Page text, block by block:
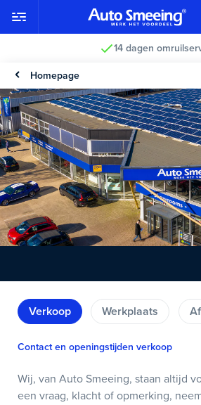
14 dagen
Homepage
Verkoop Werkplaats
Contact en openingstijden verkoop
Wij, van Auto Smeeing, staan altijd
een vraag, klacht of opmerking,